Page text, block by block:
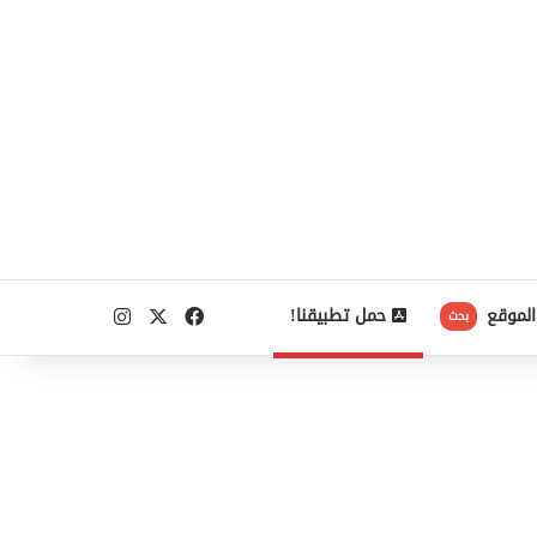
بحث حمل تطبيقنا! فيسبوكانستقرام